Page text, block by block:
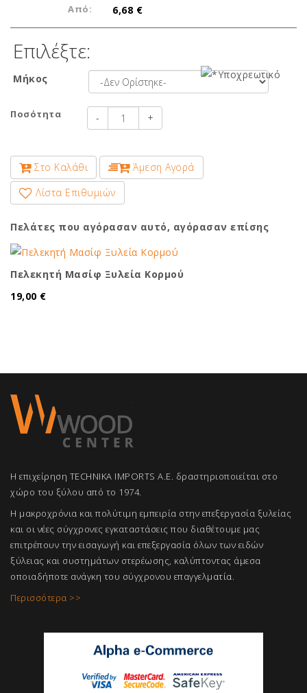
Από:
6,68 €
Επιλέξτε:
Μήκος
Ποσότητα - +
Στο Καλάθι
Άμεση Αγορά
Λίστα Επιθυμιών
Πελάτες που αγόρασαν αυτό, αγόρασαν επίσης
Πελεκητή Μασίφ Ξυλεία Κορμού
19,00 €
Η επιχείρηση TECHNIKA IMPORTS A.E. δραστηριοποιείται στο
χώρο του ξύλου από το 1974.
Η μακροχρόνια και πολύτιμη εμπειρία στην επεξεργασία ξυλείας
και οι νέες σύγχρονες εγκαταστάσεις που διαθέτουμε μας
επιτρέπουν την εισαγωγή και επεξεργασία όλων των ειδών
ξύλειας και συστημάτων στερέωσης, καλύπτοντας άμεσα
οποιαδήποτε ανάγκη του σύγχρονου επαγγελματία.
Περισσότερα >>